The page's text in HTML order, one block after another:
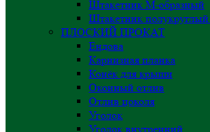
Штакетник М-образный
Штакетник
ПЛОСКИЙ ПРОКАТ
Ендова
Карнизная планка
Конёк для крыши
Оконный отлив
Отлив цоколя
Уголок
Уголок внутренний